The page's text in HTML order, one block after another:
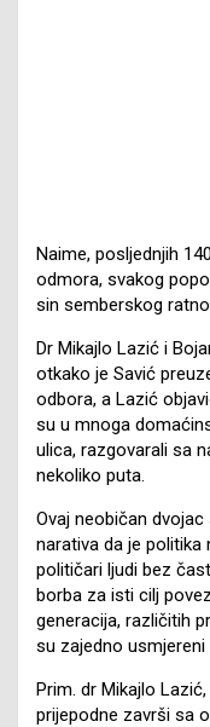
Naime, posljednjih
odmora, svakog
sin semberskog
Dr Mikajlo Lazić i
otkako je Savić
odbora, a Lazić
su u mnoga
ulica, razgovarali sa
nekoliko puta.
Ovaj neobičan
narativa da je politika
političari ljudi bez
borba za isti cilj
generacija, različitih
su zajedno usmjereni
Prim. dr Mikajlo
prijepodne završi sa